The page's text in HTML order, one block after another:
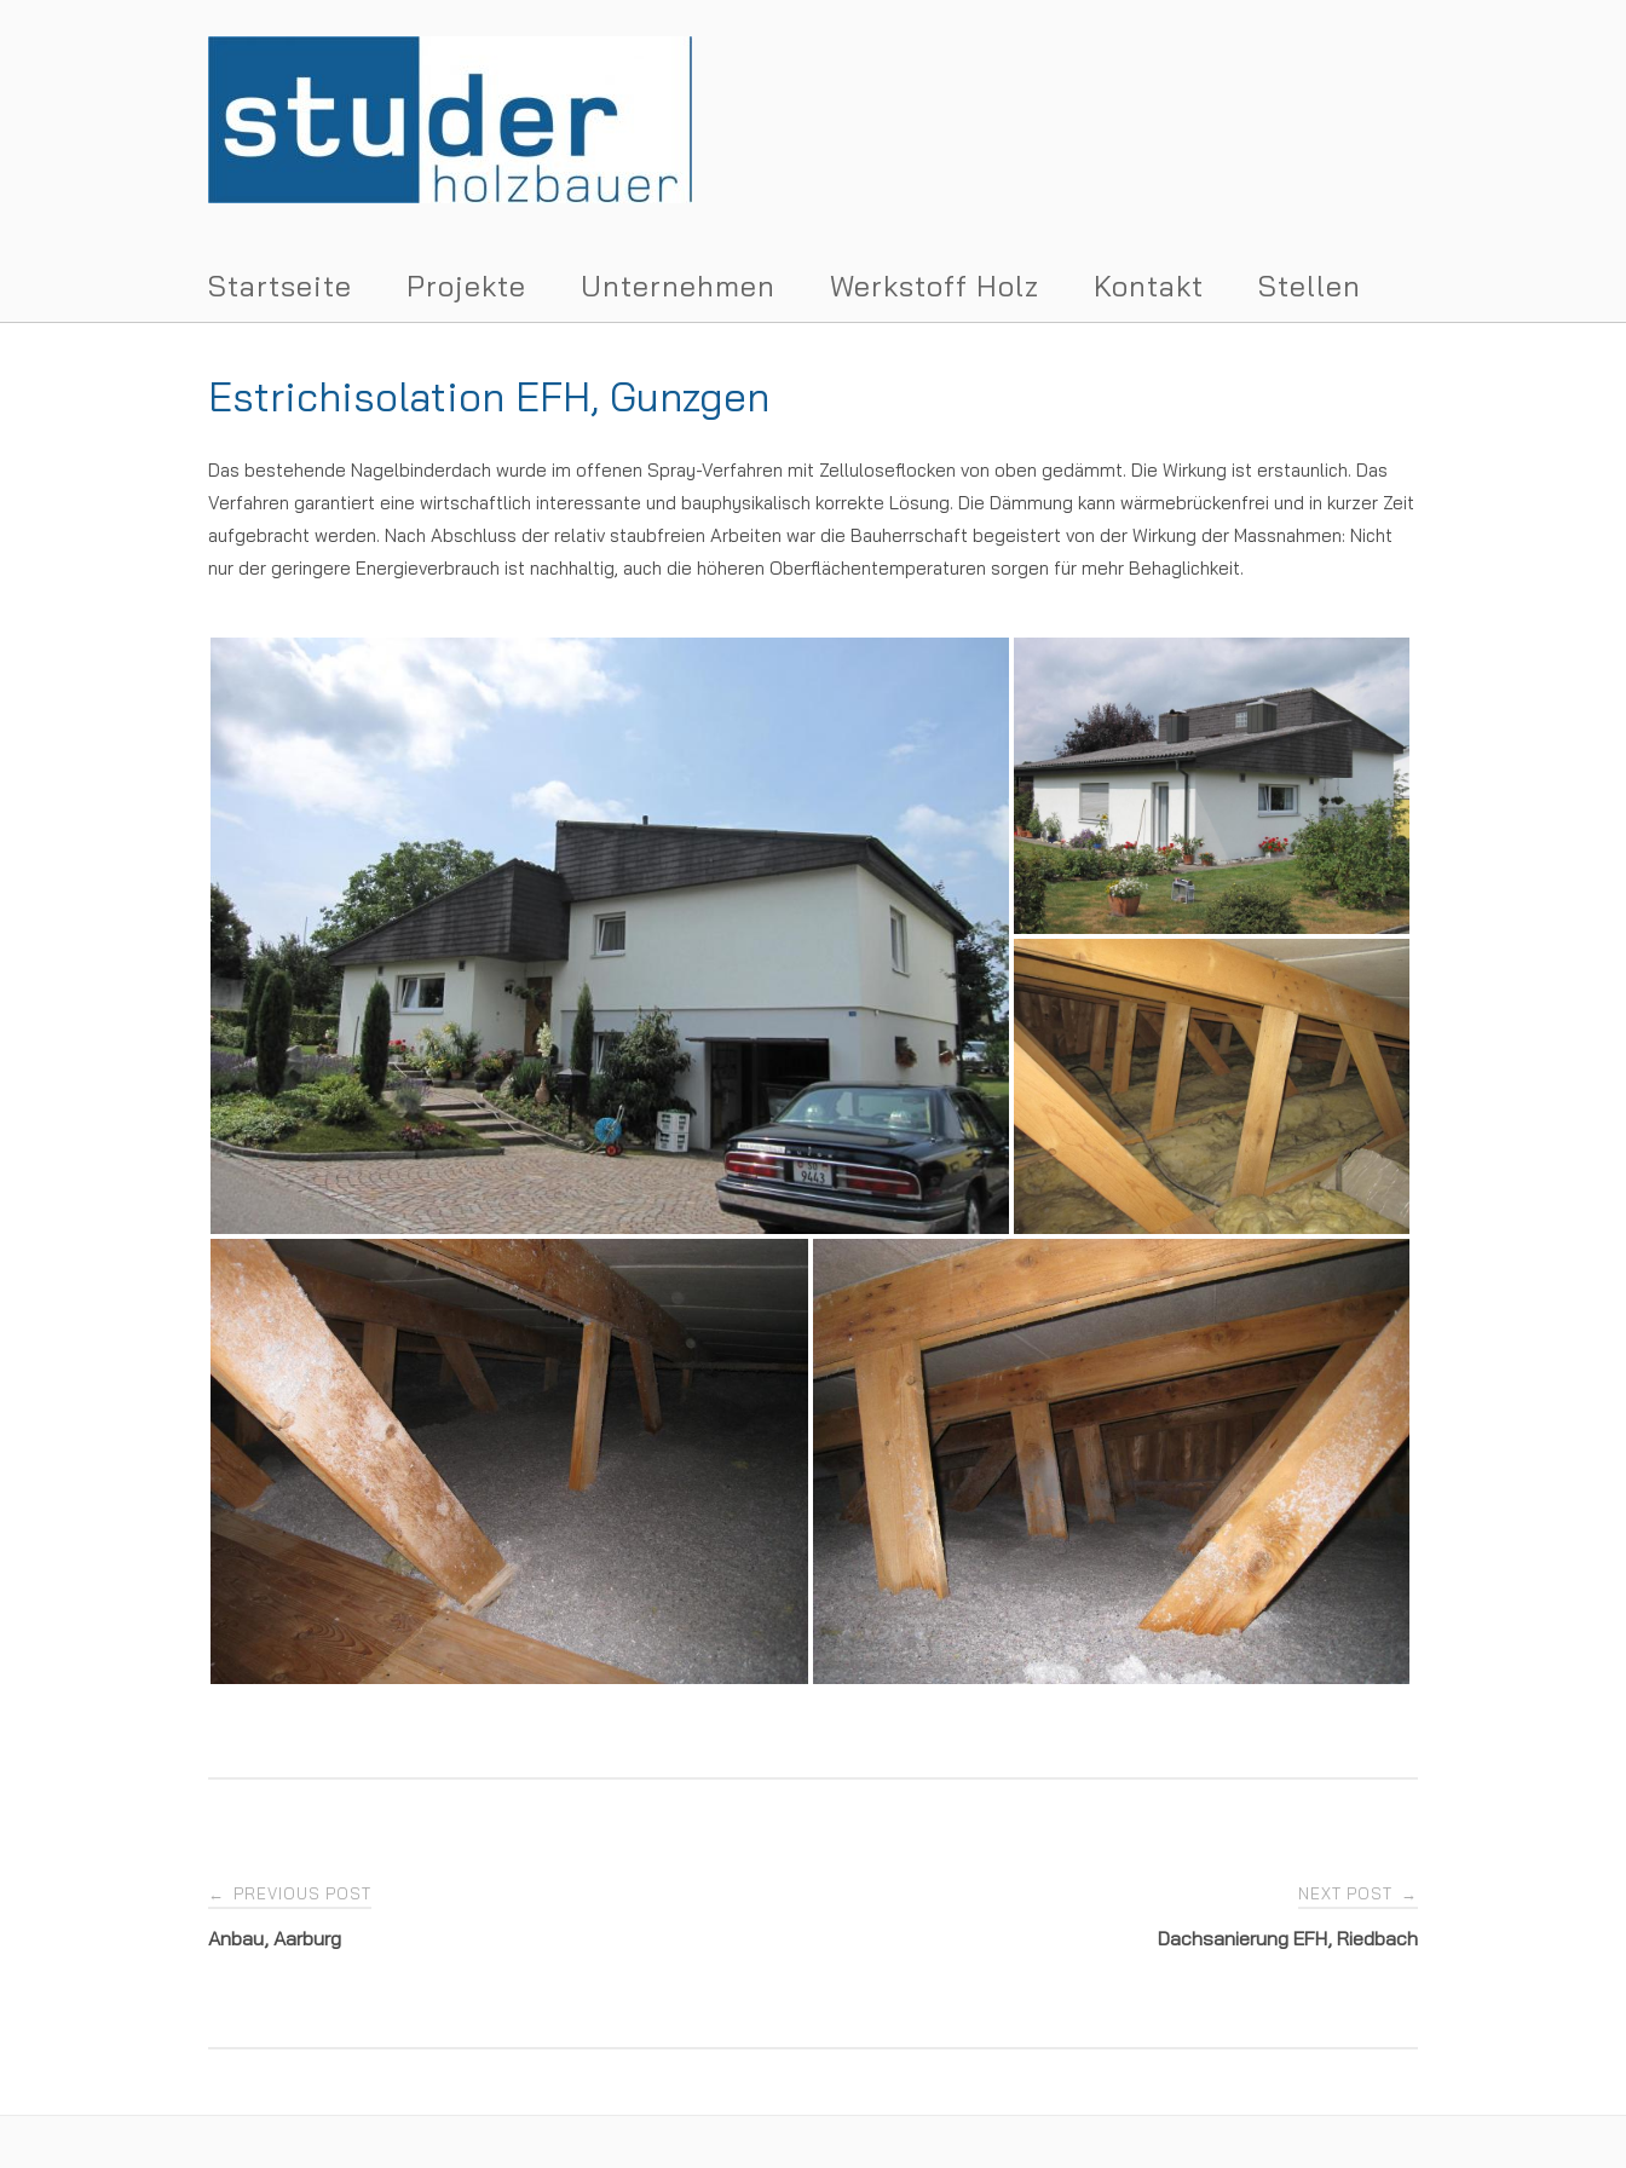
Startseite Projekte Unternehmen Werkstoff Holz Kontakt Stellen
Estrichisolation EFH, Gunzgen
Das bestehende Nagelbinderdach wurde im offenen Spray-Verfahren mit Zelluloseflocken von oben gedämmt. Die Wirkung ist erstaunlich. Das
Verfahren garantiert eine wirtschaftlich interessante und bauphysikalisch korrekte Lösung. Die Dämmung kann wärmebrückenfrei und in kurzer Zeit
aufgebracht werden. Nach Abschluss der relativ staubfreien Arbeiten war die Bauherrschaft begeistert von der Wirkung der Massnahmen: Nicht
nur der geringere Energieverbrauch ist nachhaltig, auch die höheren Oberflächentemperaturen sorgen für mehr Behaglichkeit.
Post
← PREVIOUS POST
Anbau, Aarburg
NEXT POST →
Dachsanierung EFH, Riedbach